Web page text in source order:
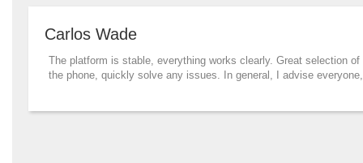
Carlos Wade
The platform is stable, everything works clearly. Great selection
the phone, quickly solve any issues. In general, I advise